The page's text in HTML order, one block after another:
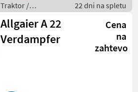
Traktor /
Standardni traktor
22 dni na spletu
Allgaier A 22
Verdampfer
Cena
na
zahtevo